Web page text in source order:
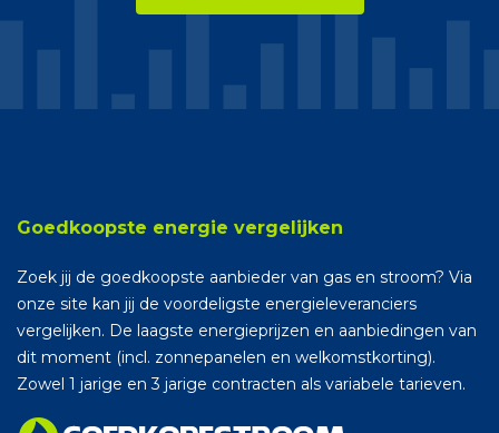
Goedkoopste energie vergelijken
Zoek jij de goedkoopste aanbieder van gas en stroom? Via
onze site kan jij de voordeligste energieleveranciers
vergelijken. De laagste energieprijzen en aanbiedingen van
dit moment (incl. zonnepanelen en welkomstkorting).
Zowel 1 jarige en 3 jarige contracten als variabele tarieven.